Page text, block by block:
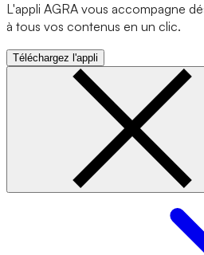
L'appli AGRA vous accompagne
à tous vos contenus en un clic.
Téléchargez l'appli